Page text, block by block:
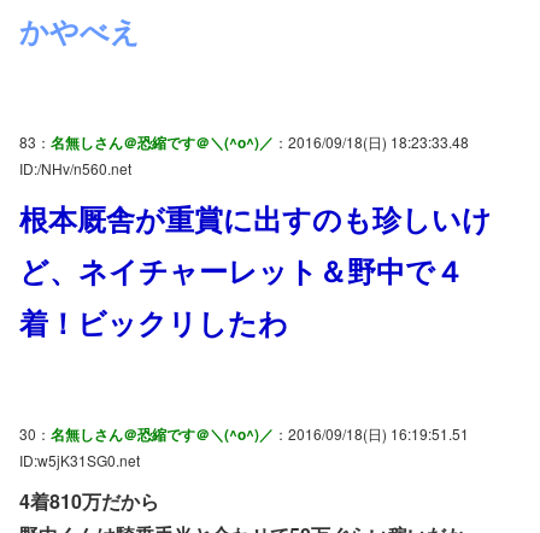
かやべえ
83： 名無しさん＠恐縮です＠＼(^o^)／ ：2016/09/18(日) 18:23:33.48
ID:/NHv/n560.net
根本厩舎が重賞に出すのも珍しいけ
ど、ネイチャーレット＆野中で４
着！ビックリしたわ
30： 名無しさん＠恐縮です＠＼(^o^)／ ：2016/09/18(日) 16:19:51.51
ID:w5jK31SG0.net
4着810万だから